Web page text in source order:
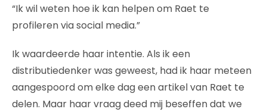
“Ik wil weten hoe ik kan helpen om Raet te
profileren via social media.”
Ik waardeerde haar intentie. Als ik een
distributiedenker was geweest, had ik haar meteen
aangespoord om elke dag een artikel van Raet te
delen. Maar haar vraag deed mij beseffen dat we